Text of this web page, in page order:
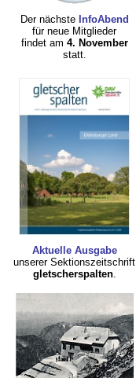
Der nächste InfoAbend
für neue Mitglieder
findet am 4. November
statt.
Aktuelle Ausgabe
unserer Sektionszeitschrift
gletscherspalten.